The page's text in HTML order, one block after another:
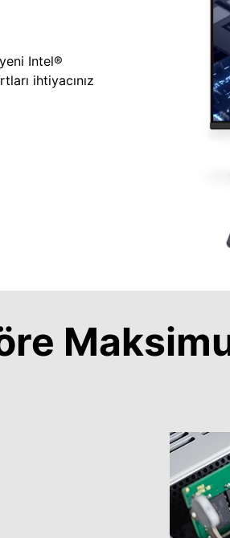
Intel®
ihtiyacınız